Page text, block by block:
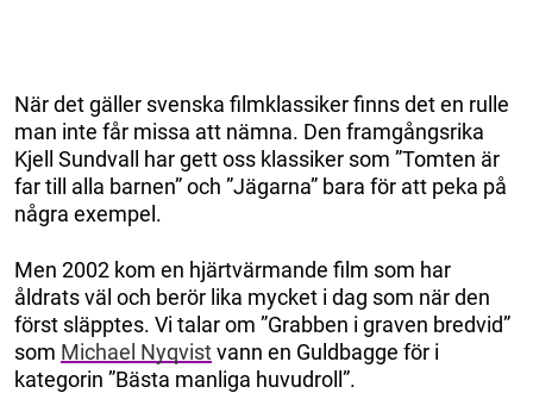
När det gäller svenska filmklassiker finns det en rulle
man inte får missa att nämna. Den framgångsrika
Kjell Sundvall har gett oss klassiker som ”Tomten är
far till alla barnen” och ”Jägarna” bara för att peka på
några exempel.
Men 2002 kom en hjärtvärmande film som har
åldrats väl och berör lika mycket i dag som när den
först släpptes. Vi talar om ”Grabben i graven bredvid”
som Michael Nyqvistvann en Guldbagge för i
kategorin ”Bästa manliga huvudroll”.